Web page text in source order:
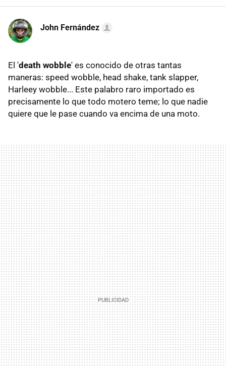
John Fernández
El 'death wobble' es conocido de otras tantas
maneras: speed wobble, head shake, tank slapper,
Harleey wobble... Este palabro raro importado es
precisamente lo que todo motero teme; lo que nadie
quiere que le pase cuando va encima de una moto.